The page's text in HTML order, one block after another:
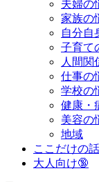
夫婦の
家族の
自分自
子育て
人間関
仕事の
学校の
健康・
美容の
地域
ここだけの話
大人向け🔞